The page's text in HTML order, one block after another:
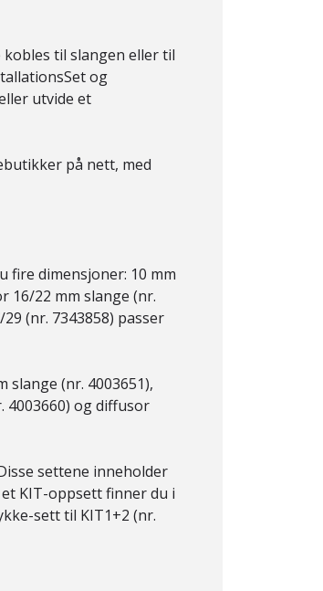
til slangen eller til
og
utvide et
på nett, med
dimensjoner: 10 mm
16/22 mm slange (nr.
(nr. 7343858) passer
(nr. 4003651),
4003660) og diffusor
settene inneholder
KIT-oppsett finner du i
sett til KIT1+2 (nr.